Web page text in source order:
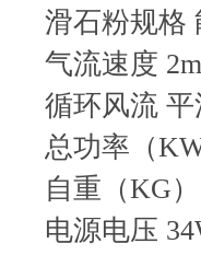
滑石粉规格
气流速度
循环风流
总功率（
自重（KG
电源电压